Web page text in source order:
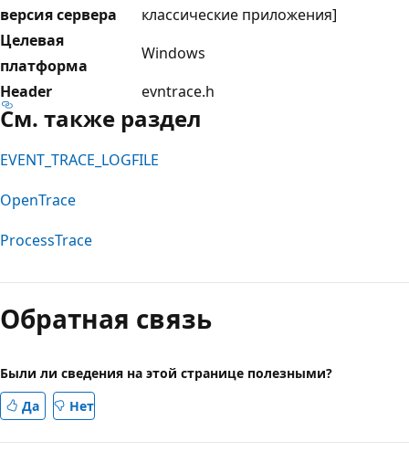
версия сервера
классические приложения]
Целевая
платформа
Windows
Header
evntrace.h
См. также раздел
EVENT_TRACE_LOGFILE
OpenTrace
ProcessTrace
чтения
выключен
Обратная связь
Были ли сведения на этой странице полезными?
Да
Нет